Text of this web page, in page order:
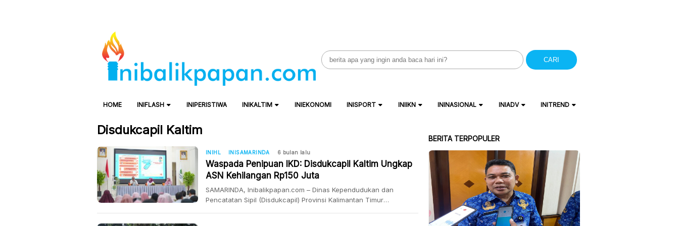
Search
for:
CARI
HOME INIFLASH INIPERISTIWA INIKALTIM INIEKONOMI INISPORT INIIKN ININASIONAL INIADV INITREND
Disdukcapil Kaltim
INIHL INISAMARINDA 6 bulan lalu
Waspada Penipuan IKD: Disdukcapil Kaltim Ungkap
ASN Kehilangan Rp150 Juta
SAMARINDA, Inibalikpapan.com – Dinas Kependudukan dan
Pencatatan Sipil (Disdukcapil) Provinsi Kalimantan Timur
BERITA TERPOPULER